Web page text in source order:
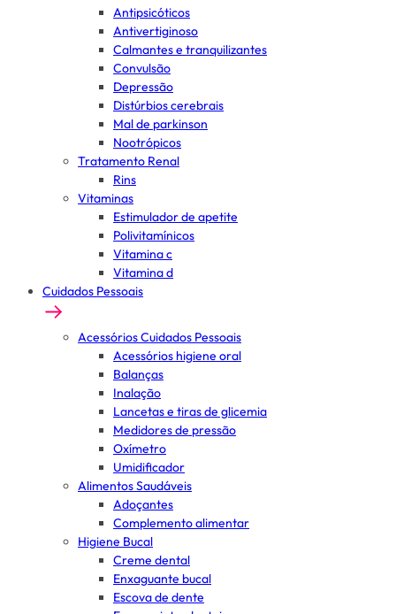
Antipsicóticos
Antivertiginoso
Calmantes e tranquilizantes
Convulsão
Depressão
Distúrbios cerebrais
Mal de parkinson
Nootrópicos
Tratamento Renal
Rins
Vitaminas
Estimulador de apetite
Polivitamínicos
Vitamina c
Vitamina d
Cuidados Pessoais
Acessórios Cuidados Pessoais
Acessórios higiene oral
Balanças
Inalação
Lancetas e tiras de glicemia
Medidores de pressão
Oxímetro
Umidificador
Alimentos Saudáveis
Adoçantes
Complemento alimentar
Higiene Bucal
Creme dental
Enxaguante bucal
Escova de dente